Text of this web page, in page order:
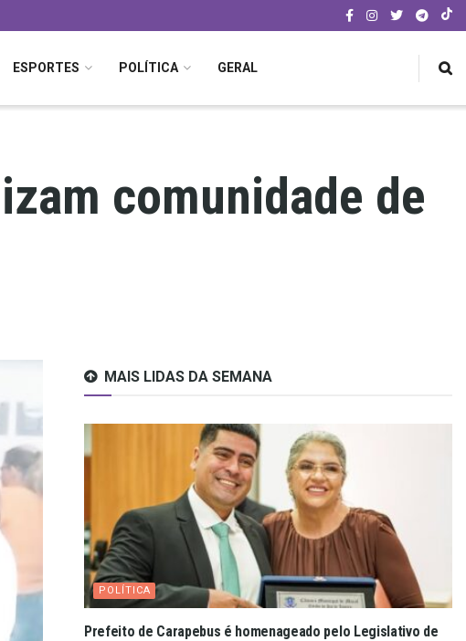
ESPORTES POLÍTICA GERAL
comunidade de
MAIS LIDAS DA SEMANA
POLÍTICA
Prefeito de Carapebus é homenageado pelo Legislativo de